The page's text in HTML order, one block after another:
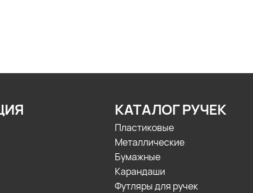
КАТАЛОГ РУЧЕК
Пластиковые
Металлические
Бумажные
Карандаши
Футляры для ручек